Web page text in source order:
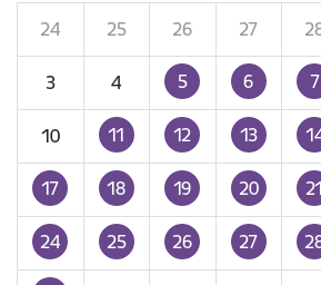
24
25 26 27
3 4 5 6 7
10 11 12 13
17 18 19 20 21
24 25 26 27